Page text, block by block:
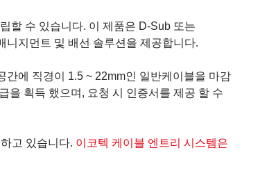
할 수 있습니다. 이 제품은 D-Sub 또는
니지먼트 및 배선 솔루션을 제공합니다.
간에 직경이 1.5 ~ 22mm인 일반케이블을 마감
을 획득 했으며, 요청 시 인증서를 제공 할 수
고 있습니다. 이코텍 케이블 엔트리 시스템은